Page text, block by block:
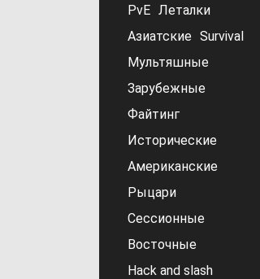
PvE Леталки
Азиатские Survival
Мультяшные
Зарубежные
Файтинг
Исторические
Американские
Рыцари
Сессионные
Восточные
Hack and slash